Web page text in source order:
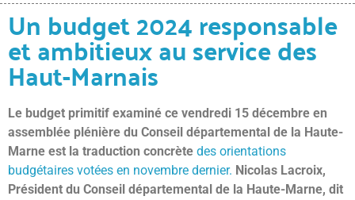
Un budget 2024 responsable
et ambitieux au service des
Haut-Marnais
Le budget primitif examiné ce vendredi 15 décembre en
assemblée plénière du Conseil départemental de la Haute-
Marne est la traduction concrète des orientations
budgétaires votées en novembre dernier. Nicolas Lacroix,
Président du Conseil départemental de la Haute-Marne, dit